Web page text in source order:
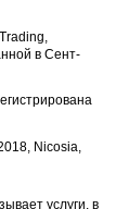
в Сент-
Nicosia,
услуги, в